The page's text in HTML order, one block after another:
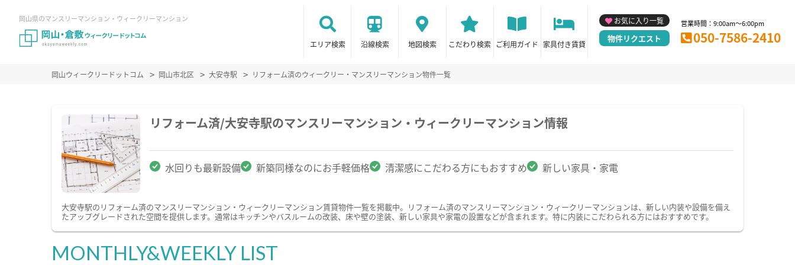
岡山県のマンスリーマンション・ウィークリーマンション
エリア検索 沿線検索 地図検索 こだわり検索 ご利用ガイド 家具付き賃貸
お気に入り一覧
物件リクエスト
営業時間：9:00am～6:00pm
050-7586-2410
岡山ウィークリードットコム 岡山市北区 大安寺駅 リフォーム済のウィークリー・マンスリーマンション物件一覧
リフォーム済/大安寺駅のマンスリーマンション・ウィークリーマンション情報
水回りも最新設備 新築同様なのにお手軽価格 清潔感にこだわる方にもおすすめ 新しい家具・家電
大安寺駅のリフォーム済のマンスリーマンション・ウィークリーマンション賃貸物件一覧を掲載中。リフォーム済のマンスリーマンション・ウィークリーマンションは、新しい内装や設備を備え
たアップグレードされた空間を提供します。通常はキッチンやバスルームの改装、床や壁の塗装、新しい家具や家電の設置などが含まれます。特に内装にこだわられる方にはおすすめです。
MONTHLY&WEEKLY LIST